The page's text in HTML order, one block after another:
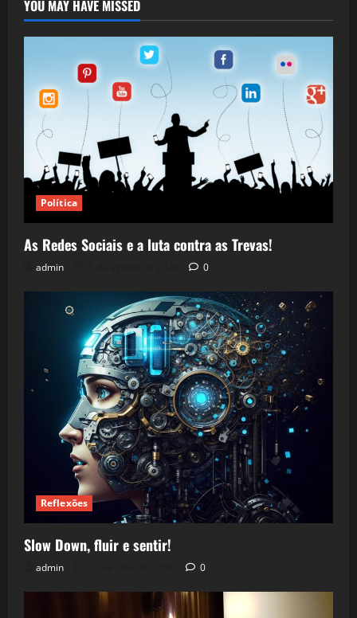
YOU MAY HAVE MISSED
Política
As Redes Sociais e a luta contra as Trevas!
admin 0
Reflexões
Slow Down, fluir e sentir!
admin 0